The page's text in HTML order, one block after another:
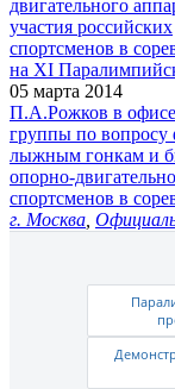
05 марта 2014
П.А.Рожков в
группы по вопросу
лыжным гонкам и
опорно-
спортсменов в
г. Москва